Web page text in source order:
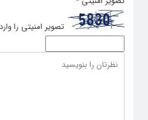
تصویر امنیتی را